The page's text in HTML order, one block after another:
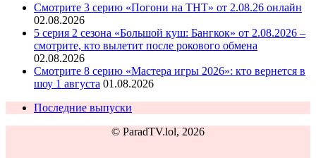
Смотрите 3 серию «Погони на ТНТ» от 2.08.26 онлайн
02.08.2026
5 серия 2 сезона «Большой куш: Бангкок» от 2.08.2026 –
смотрите, кто вылетит после рокового обмена
02.08.2026
Смотрите 8 серию «Мастера игры 2026»: кто вернется в
шоу 1 августа 01.08.2026
Последние выпуски
© ParadTV.lol, 2026